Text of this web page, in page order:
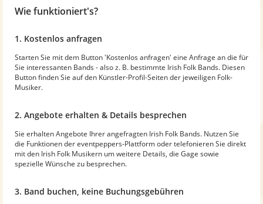
Wie funktioniert's?
1. Kostenlos anfragen
Starten Sie mit dem Button 'Kostenlos anfragen' eine Anfrage an die für
Sie interessanten Bands - also z. B. bestimmte Irish Folk Bands. Diesen
Button finden Sie auf den Künstler-Profil-Seiten der jeweiligen Folk-
Musiker.
2. Angebote erhalten & Details besprechen
Sie erhalten Angebote Ihrer angefragten Irish Folk Bands. Nutzen Sie
die Funktionen der eventpeppers-Plattform oder telefonieren Sie direkt
mit den Irish Folk Musikern um weitere Details, die Gage sowie
spezielle Wünsche zu besprechen.
3. Band buchen, keine Buchungsgebühren